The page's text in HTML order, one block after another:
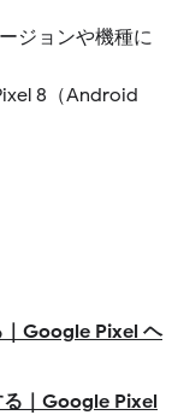
ジョンや機種に
8（Android
Google Pixel ヘ
｜Google Pixel